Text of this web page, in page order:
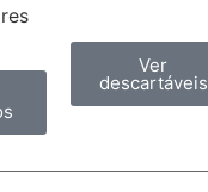
Ver
descartáveis